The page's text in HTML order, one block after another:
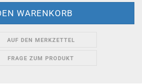
AUF DEN MERKZETTEL
FRAGE ZUM PRODUKT